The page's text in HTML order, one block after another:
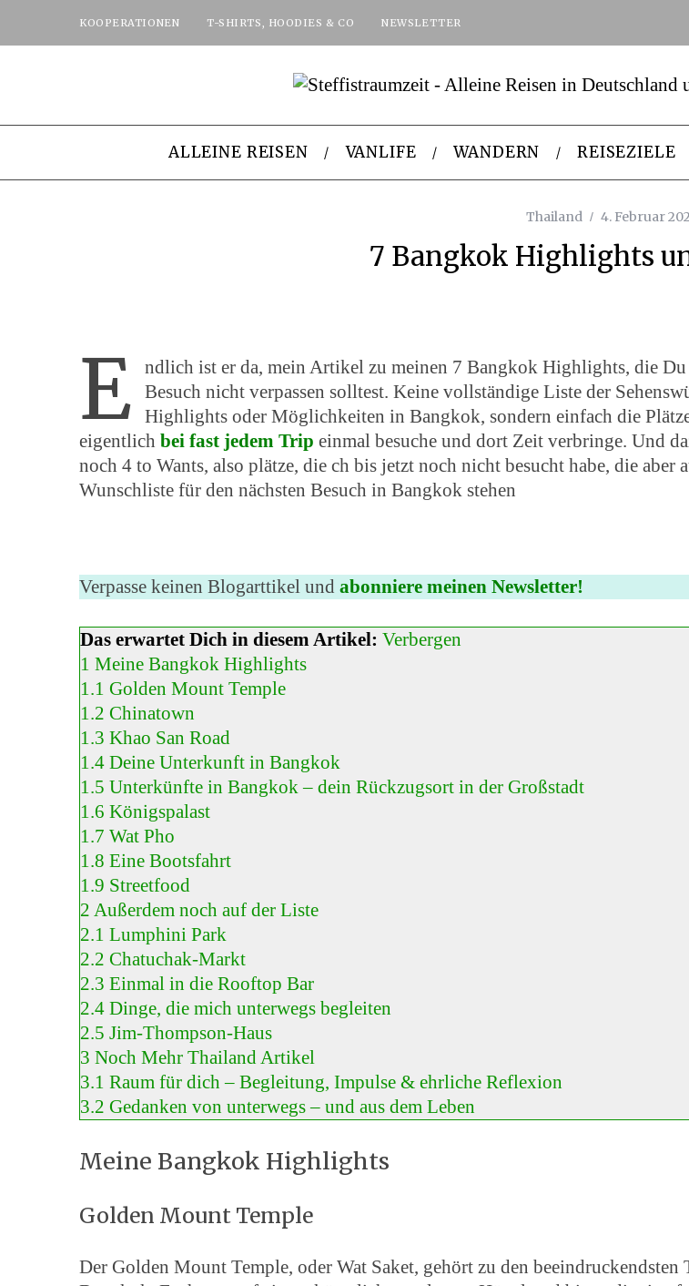
KOOPERATIONEN T-SHIRTS, HOODIES & CO NEWSLETTER
ALLEINE REISEN VANLIFE WANDERN REISEZIELE
Thailand 4. Februar
7 Bangkok Highlights
E
ndlich ist er da, mein Artikel zu meinen 7 Bangkok Highlights, die Du
Besuch nicht verpassen solltest. Keine vollständige Liste der
Highlights oder Möglichkeiten in Bangkok, sondern einfach die
eigentlich bei fast jedem Trip einmal besuche und dort Zeit verbringe. Und
noch 4 to Wants, also plätze, die ch bis jetzt noch nicht besucht habe, die aber
Wunschliste für den nächsten Besuch in Bangkok stehen
Verpasse keinen Blogarttikel und abonniere meinen Newsletter!
Das erwartet Dich in diesem Artikel: Verbergen
1 Meine Bangkok Highlights
1.1 Golden Mount Temple
1.2 Chinatown
1.3 Khao San Road
1.4 Deine Unterkunft in Bangkok
1.5 Unterkünfte in Bangkok – dein Rückzugsort in der Großstadt
1.6 Königspalast
1.7 Wat Pho
1.8 Eine Bootsfahrt
1.9 Streetfood
2 Außerdem noch auf der Liste
2.1 Lumphini Park
2.2 Chatuchak-Markt
2.3 Einmal in die Rooftop Bar
2.4 Dinge, die mich unterwegs begleiten
2.5 Jim-Thompson-Haus
3 Noch Mehr Thailand Artikel
3.1 Raum für dich – Begleitung, Impulse & ehrliche Reflexion
3.2 Gedanken von unterwegs – und aus dem Leben
Meine Bangkok Highlights
Golden Mount Temple
Der Golden Mount Temple, oder Wat Saket, gehört zu den beeindruckendsten